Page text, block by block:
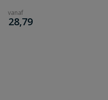
vanaf
€
28,79